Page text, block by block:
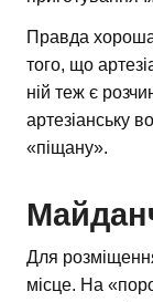
Правда
того, що
ній теж є
артезіанську
«піщану».
Для
місце. На